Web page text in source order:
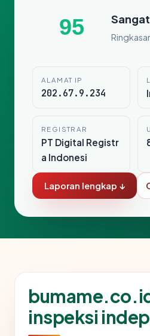
95
ALAMAT IP
202.67.9.234
REGISTRAR
PT Digital Registr
a Indonesi
Laporan lengkap ↓
inspeksi